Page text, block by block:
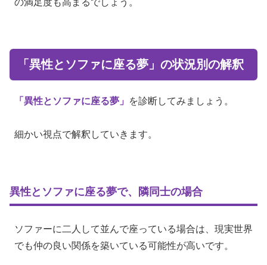
「異性とソファに座る夢」の状況別の解釈
「異性とソファに座る夢」 を診断してみましょう。
細かい視点で解釈していきます。
異性とソファに座る夢で、隣同士の場合
ソファーに二人して並んで座っている場合は、現実世界
でも仲の良い関係を築いている可能性が高いです。